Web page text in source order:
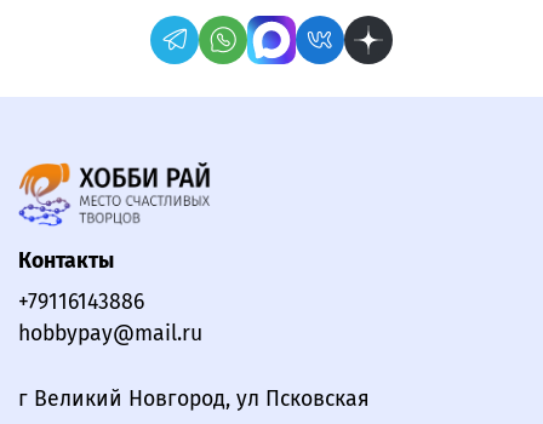
Контакты
+79116143886
hobbypay@mail.ru
г Великий Новгород, ул Псковская